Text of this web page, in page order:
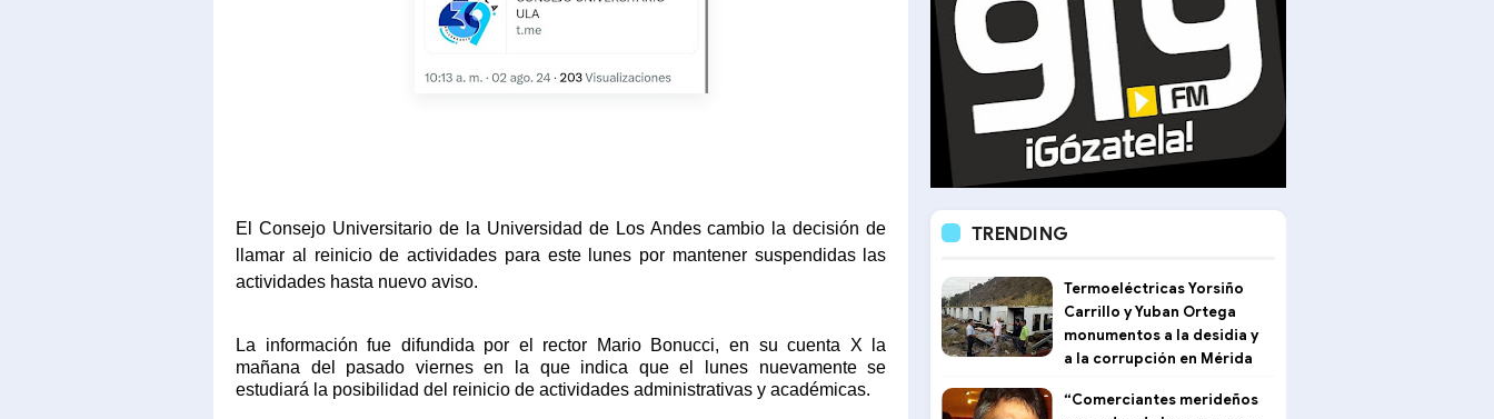
El Consejo Universitario de la Universidad de Los Andes cambio la decisión de
llamar al reinicio de actividades para este lunes por mantener suspendidas las
actividades hasta nuevo aviso.
La información fue difundida por el rector Mario Bonucci, en su cuenta X la
mañana del pasado viernes en la que indica que el lunes nuevamente se
estudiará la posibilidad del reinicio de actividades administrativas y académicas.
TRENDING
Termoeléctricas Yorsiño
Carrillo y Yuban Ortega
monumentos a la desidia y
a la corrupción en Mérida
“Comerciantes merideños